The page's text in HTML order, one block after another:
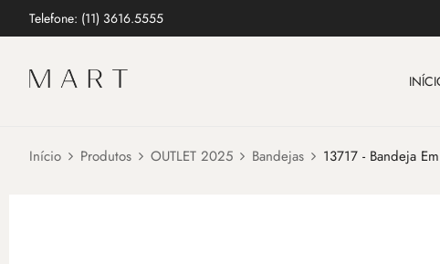
Telefone: (11) 3616.5555
Início Produtos OUTLET 2025 Bandejas 13717 - Bandeja